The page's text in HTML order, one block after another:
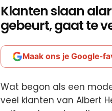
Klanten slaan
gebeurt, gaat te
Maak ons je Google-
Wat begon als een
veel klanten van Albert